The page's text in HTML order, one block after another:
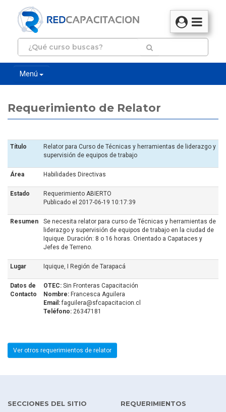
Menú
Requerimiento de Relator
Título
Relator para Curso de Técnicas y herramientas de liderazgo y
supervisión de equipos de trabajo
Área Habilidades Directivas
Estado
Requerimiento ABIERTO
Publicado el 2017-06-19 10:17:39
Resumen
Se necesita relator para curso de Técnicas y herramientas de
liderazgo y supervisión de equipos de trabajo en la ciudad de
Iquique. Duración: 8 o 16 horas. Orientado a Capataces y
Jefes de Terreno.
Lugar Iquique, I Región de Tarapacá
Datos de
Contacto
OTEC: Sin Fronteras Capacitación
Nombre: Francesca Aguilera
Email:faguilera@sfcapacitacion.cl
Teléfono: 26347181
Ver otros requerimientos de relator
SECCIONES DEL SITIO REQUERIMIENTOS